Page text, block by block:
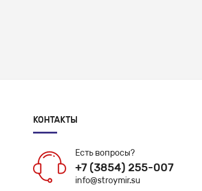
КОНТАКТЫ
Есть вопросы?
+7 (3854) 255-007
info@stroymir.su